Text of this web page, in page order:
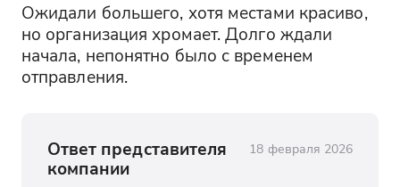
Ожидали большего, хотя местами красиво,
но организация хромает. Долго ждали
начала, непонятно было с временем
отправления.
Ответ представителя
компании
18 февраля 2026